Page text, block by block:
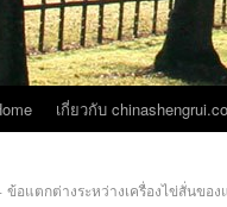
เกี่ยวกับ
ข้อแตกต่างระหว่างเครื่องไข่สั่นขอ